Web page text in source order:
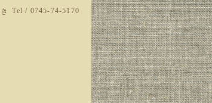
Tel / 0745-74-5170